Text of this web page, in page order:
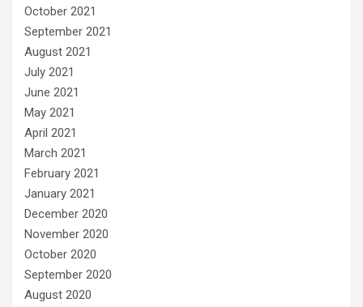
October 2021
September 2021
August 2021
July 2021
June 2021
May 2021
April 2021
March 2021
February 2021
January 2021
December 2020
November 2020
October 2020
September 2020
August 2020